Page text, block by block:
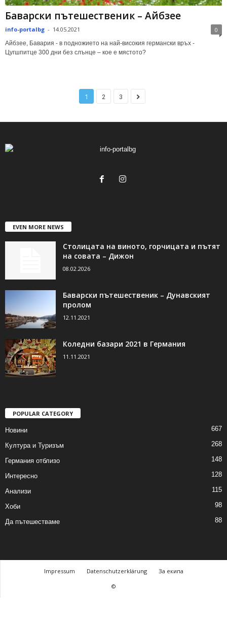
Баварски пътешественик – Айбзее
info-portalbg - 14.05.2021 0
Айбзее, Бавария - в подножието на най-високия германски връх -
Цугшпитце 300 дни без слънце – кое е мястото?
1 2 3
EVEN MORE NEWS
Столицата на виното, горчицата и пътят
на совата – Дижон
08.02.2026
Баварски пътешественик – Дунавският
пролом
12.11.2021
Коледни базари 2021 в Германия
11.11.2021
POPULAR CATEGORY
Новини 667
Култура и Туризъм 268
Германия отблизо 148
Интересно 128
Анализи 115
Хоби 98
Да пътешестваме 88
Impressum Datenschutzerklärung
За екипа
©